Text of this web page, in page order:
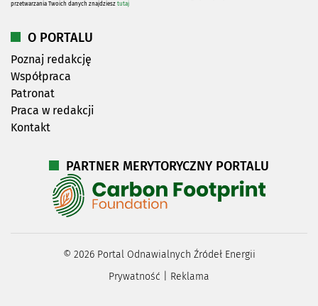
przetwarzania Twoich danych znajdziesz tutaj
O PORTALU
Poznaj redakcję
Współpraca
Patronat
Praca w redakcji
Kontakt
PARTNER MERYTORYCZNY PORTALU
© 2026Portal Odnawialnych Źródeł Energii
Prywatność
Reklama